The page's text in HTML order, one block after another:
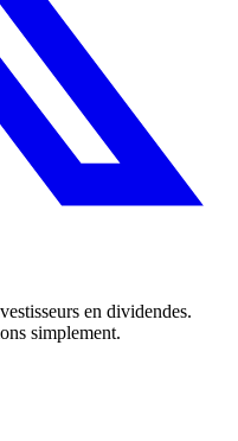
en dividendes.
simplement.